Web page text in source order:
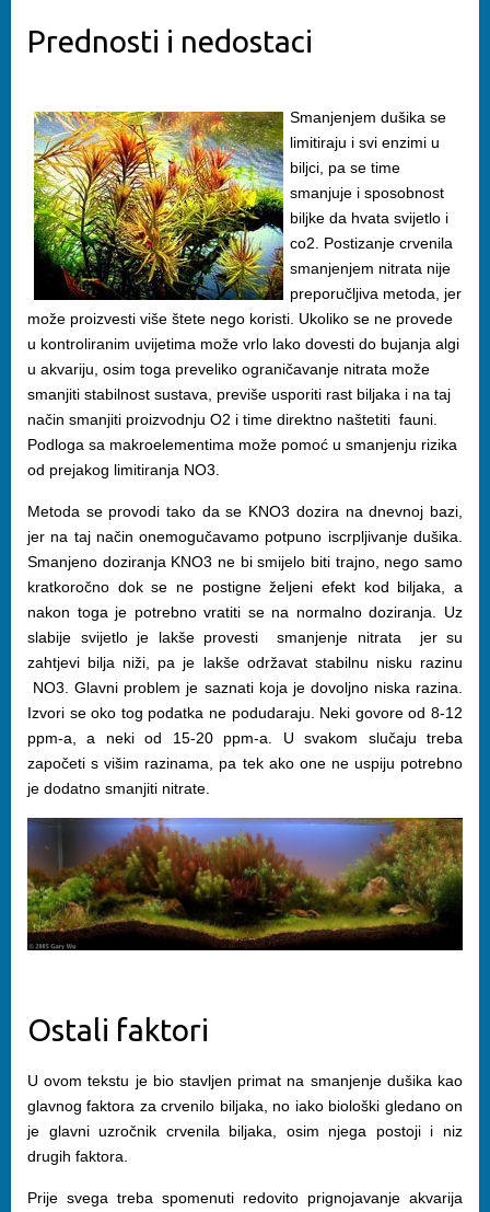
Prednosti i nedostaci
Smanjenjem dušika se
limitiraju i svi enzimi u
biljci, pa se time
smanjuje i sposobnost
biljke da hvata svijetlo i
co2. Postizanje crvenila
smanjenjem nitrata nije
preporučljiva metoda, jer
može proizvesti više štete nego koristi. Ukoliko se ne provede
u kontroliranim uvijetima može vrlo lako dovesti do bujanja algi
u akvariju, osim toga preveliko ograničavanje nitrata može
smanjiti stabilnost sustava, previše usporiti rast biljaka i na taj
način smanjiti proizvodnju O2 i time direktno naštetiti fauni.
Podloga sa makroelementima može pomoć u smanjenju rizika
od prejakog limitiranja NO3.
Metoda se provodi tako da se KNO3 dozira na dnevnoj bazi,
jer na taj način onemogučavamo potpuno iscrpljivanje dušika.
Smanjeno doziranja KNO3 ne bi smijelo biti trajno, nego samo
kratkoročno dok se ne postigne željeni efekt kod biljaka, a
nakon toga je potrebno vratiti se na normalno doziranja. Uz
slabije svijetlo je lakše provesti smanjenje nitrata jer su
zahtjevi bilja niži, pa je lakše održavat stabilnu nisku razinu
NO3. Glavni problem je saznati koja je dovoljno niska razina.
Izvori se oko tog podatka ne podudaraju. Neki govore od 8-12
ppm-a, a neki od 15-20 ppm-a. U svakom slučaju treba
započeti s višim razinama, pa tek ako one ne uspiju potrebno
je dodatno smanjiti nitrate.
Ostali faktori
U ovom tekstu je bio stavljen primat na smanjenje dušika kao
glavnog faktora za crvenilo biljaka, no iako biološki gledano on
je glavni uzročnik crvenila biljaka, osim njega postoji i niz
drugih faktora.
Prije svega treba spomenuti redovito prignojavanje akvarija